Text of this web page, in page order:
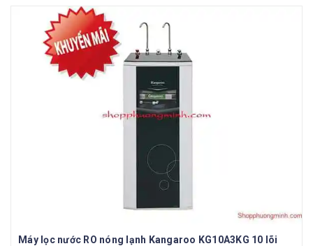
Máy lọc nước RO nóng lạnh Kangaroo KG10A3KG 10 lõi